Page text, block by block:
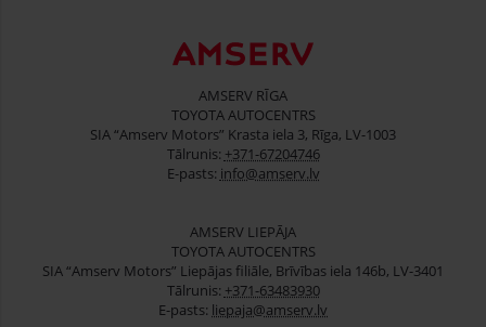
AMSERV RĪGA
TOYOTA AUTOCENTRS
SIA “Amserv Motors” Krasta iela 3, Rīga, LV-1003
Tālrunis: +371-67204746
E-pasts: info@amserv.lv
AMSERV LIEPĀJA
TOYOTA AUTOCENTRS
SIA “Amserv Motors” Liepājas filiāle, Brīvības iela 146b, LV-3401
Tālrunis: +371-63483930
E-pasts: liepaja@amserv.lv